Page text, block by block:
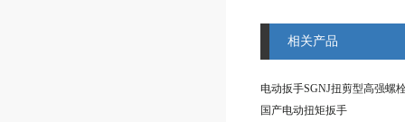
相关产品
国产电动扭矩扳手